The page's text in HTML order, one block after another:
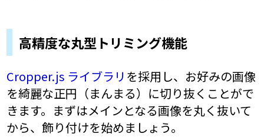
高精度な丸型トリミング機能
Cropper.js ライブラリ を採用し、お好みの画像
を綺麗な正円（まんまる）に切り抜くことがで
きます。まずはメインとなる画像を丸く抜いて
から、飾り付けを始めましょう。